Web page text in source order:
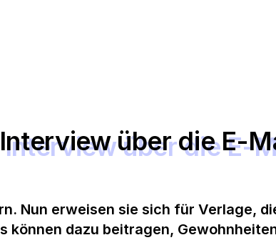
über die E-
Nun erweisen sie sich für Verlage,
dazu beitragen,